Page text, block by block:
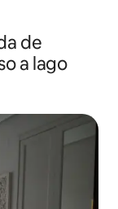
de
a lago